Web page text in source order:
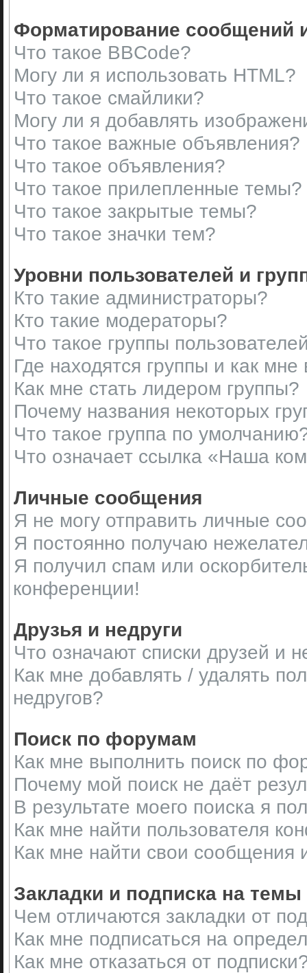
Форматирование сообщений
Что такое BBCode?
Могу ли я использовать HTML?
Что такое смайлики?
Могу ли я добавлять
Что такое важные объявления?
Что такое объявления?
Что такое прилепленные темы?
Что такое закрытые темы?
Что такое значки тем?
Уровни пользователей и
Кто такие администраторы?
Кто такие модераторы?
Что такое группы
Где находятся группы и как мне
Как мне стать лидером группы?
Почему названия некоторых
Что такое группа по
Что означает ссылка «Наша
Личные сообщения
Я не могу отправить личные
Я постоянно получаю
Я получил спам или
конференции!
Друзья и недруги
Что означают списки друзей и
Как мне добавлять / удалять
недругов?
Поиск по форумам
Как мне выполнить поиск по
Почему мой поиск не даёт
В результате моего поиска я
Как мне найти пользователя
Как мне найти свои
Закладки и подписка на темы
Чем отличаются закладки от
Как мне подписаться на
Как мне отказаться от